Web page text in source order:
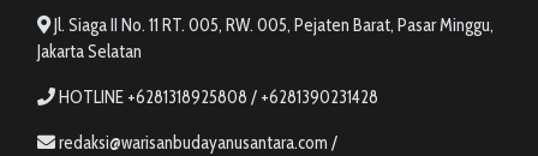
Jl. Siaga II No. 11 RT. 005, RW. 005, Pejaten Barat, Pasar Minggu,
Jakarta Selatan
HOTLINE +6281318925808 / +6281390231428
redaksi@warisanbudayanusantara.com /